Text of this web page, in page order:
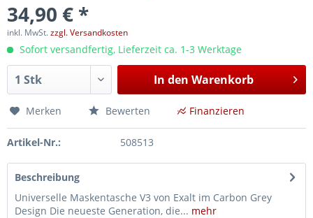
34,90 € *
inkl. MwSt.zzgl. Versandkosten
Sofort versandfertig, Lieferzeit ca. 1-3 Werktage
In den Warenkorb
Merken Bewerten Finanzieren
Artikel-Nr.: 508513
Beschreibung
Universelle Maskentasche V3 von Exalt im Carbon Grey
Design Die neueste Generation, die... mehr